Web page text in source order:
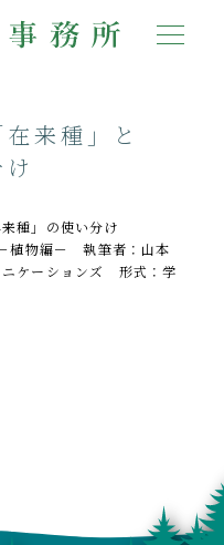
来種」と
種」の使い分け
植物編－ 執筆者：山本
ケーションズ 形式：学